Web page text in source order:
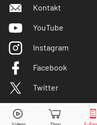
Amazon Aktie jetzt handeln?
Kontakt
YouTube
Instagram
Facebook
Twitter